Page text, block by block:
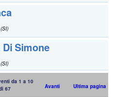
Simone
da 1 a 10
67
Avanti Ultima pagina